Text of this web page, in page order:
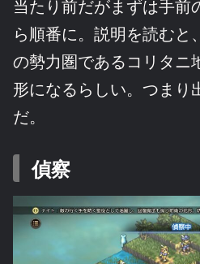
当たり前だがまずは手前
ら順番に。説明を読むと
の勢力圏であるコリタニ
形になるらしい。つまり
だ。
偵察